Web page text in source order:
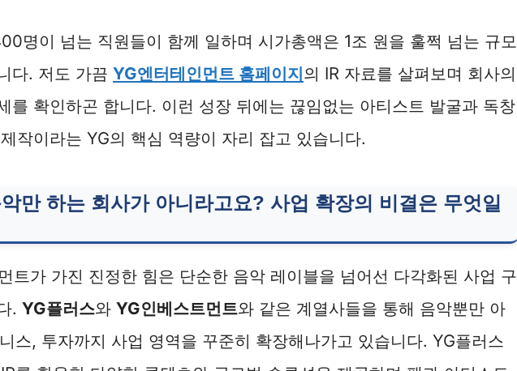
명이 넘는 직원들이 함께 일하며 시가총액은 1조 원을 훌쩍 넘는 규모
다. 저도 가끔 YG엔터테인먼트 홈페이지의 IR 자료를 살펴보며 회사의
를 확인하곤 합니다. 이런 성장 뒤에는 끊임없는 아티스트 발굴과 독창
작이라는 YG의 핵심 역량이 자리 잡고 있습니다.
만 하는 회사가 아니라고요? 사업 확장의 비결은 무엇일
트가 가진 진정한 힘은 단순한 음악 레이블을 넘어선 다각화된 사업 구
. YG플러스와 YG인베스트먼트와 같은 계열사들을 통해 음악뿐만 아
스, 투자까지 사업 영역을 꾸준히 확장해나가고 있습니다. YG플러스